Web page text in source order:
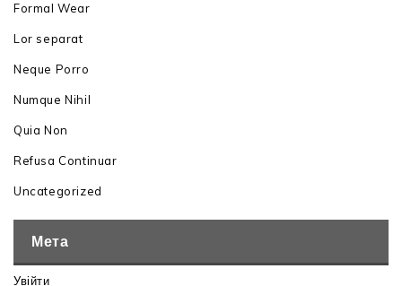
Formal Wear
Lor separat
Neque Porro
Numque Nihil
Quia Non
Refusa Continuar
Uncategorized
Мета
Увійти